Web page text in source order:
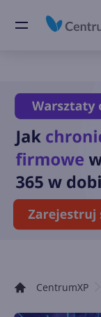
CentrumXP